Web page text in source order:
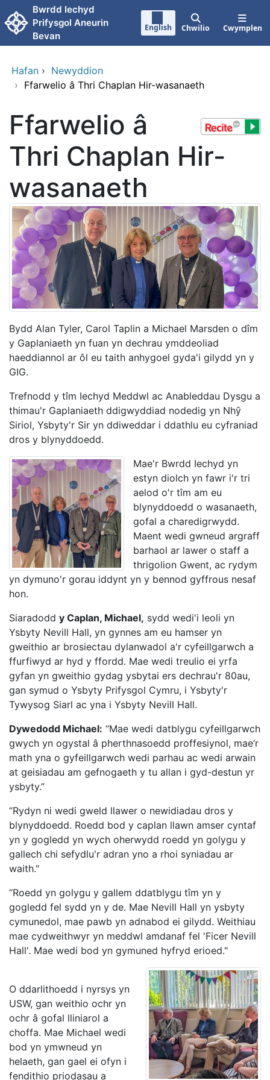
Neidio i'r prif gynnwy
Bwrdd Iechyd
Prifysgol Aneurin
Bevan
English Chwilio Cwymplen
Hafan › Newyddion
› Ffarwelio â Thri Chaplan Hir-wasanaeth
Ffarwelio â
Thri Chaplan Hir-
wasanaeth
Bydd Alan Tyler, Carol Taplin a Michael Marsden o dîm
y Gaplaniaeth yn fuan yn dechrau ymddeoliad
haeddiannol ar ôl eu taith anhygoel gyda'i gilydd yn y
GIG.
Trefnodd y tîm Iechyd Meddwl ac Anableddau Dysgu a
thimau'r Gaplaniaeth ddigwyddiad nodedig yn Nhŷ
Siriol, Ysbyty'r Sir yn ddiweddar i ddathlu eu cyfraniad
dros y blynyddoedd.
Mae'r Bwrdd Iechyd yn
estyn diolch yn fawr i'r tri
aelod o'r tîm am eu
blynyddoedd o wasanaeth,
gofal a charedigrwydd.
Maent wedi gwneud argraff
barhaol ar lawer o staff a
thrigolion Gwent, ac rydym
yn dymuno'r gorau iddynt yn y bennod gyffrous nesaf
hon.
Siaradodd y Caplan, Michael, sydd wedi'i leoli yn
Ysbyty Nevill Hall, yn gynnes am eu hamser yn
gweithio ar brosiectau dylanwadol a'r cyfeillgarwch a
ffurfiwyd ar hyd y ffordd. Mae wedi treulio ei yrfa
gyfan yn gweithio gydag ysbytai ers dechrau'r 80au,
gan symud o Ysbyty Prifysgol Cymru, i Ysbyty'r
Tywysog Siarl ac yna i Ysbyty Nevill Hall.
Dywedodd Michael: “Mae wedi datblygu cyfeillgarwch
gwych yn ogystal â pherthnasoedd proffesiynol, mae’r
math yna o gyfeillgarwch wedi parhau ac wedi arwain
at geisiadau am gefnogaeth y tu allan i gyd-destun yr
ysbyty.”
“Rydyn ni wedi gweld llawer o newidiadau dros y
blynyddoedd. Roedd bod y caplan llawn amser cyntaf
yn y gogledd yn wych oherwydd roedd yn golygu y
gallech chi sefydlu'r adran yno a rhoi syniadau ar
waith."
“Roedd yn golygu y gallem ddatblygu tîm yn y
gogledd fel sydd yn y de. Mae Nevill Hall yn ysbyty
cymunedol, mae pawb yn adnabod ei gilydd. Weithiau
mae cydweithwyr yn meddwl amdanaf fel 'Ficer Nevill
Hall'. Mae wedi bod yn gymuned hyfryd erioed."
O ddarlithoedd i nyrsys yn
USW, gan weithio ochr yn
ochr â gofal lliniarol a
choffa. Mae Michael wedi
bod yn ymwneud yn
helaeth, gan gael ei ofyn i
fendithio priodasau a